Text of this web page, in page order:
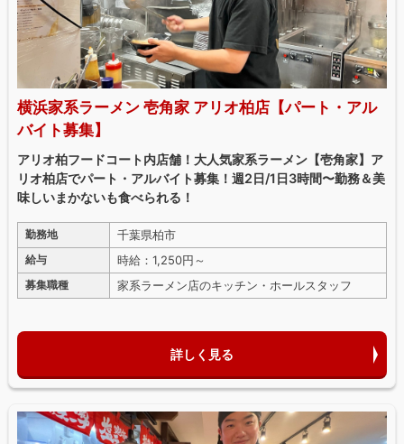
横浜家系ラーメン 壱角家 アリオ柏店【パート・アル
バイト募集】
アリオ柏フードコート内店舗！大人気家系ラーメン【壱角家】ア
リオ柏店でパート・アルバイト募集！週2日/1日3時間〜勤務＆美
味しいまかないも食べられる！
勤務地 千葉県柏市
給与 時給：1,250円～
募集職種 家系ラーメン店のキッチン・ホールスタッフ
詳しく見る